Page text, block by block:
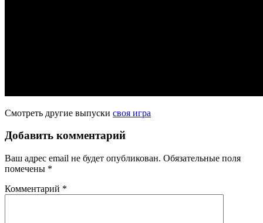
Смотреть другие выпуски своя игра
Добавить комментарий
Ваш адрес email не будет опубликован. Обязательные поля
помечены *
Комментарий *